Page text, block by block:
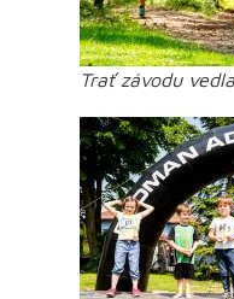
Trať závodu